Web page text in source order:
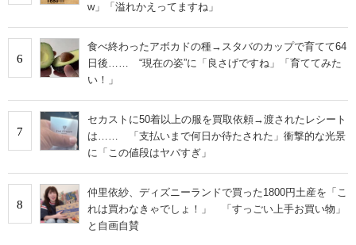
w」「溢れかえってますね」
6
食べ終わったアボカドの種→スタバのカップで育てて64
日後…… “現在の姿”に「良さげですね」「育ててみた
い！」
7
セカストに50着以上の服を買取依頼→渡されたレシート
は…… 「支払いまで何日か待たされた」衝撃的な光景
に「この値段はヤバすぎ」
8
仲里依紗、ディズニーランドで買った1800円土産を「こ
れは買わなきゃでしょ！」 「すっごい上手お買い物」
と自画自賛